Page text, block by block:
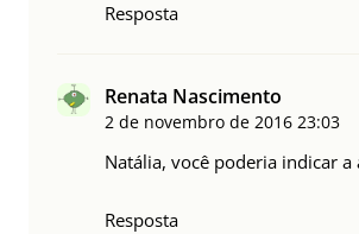
Resposta
Renata Nascimento
2 de novembro de 2016 23:03
Natália, você poderia indicar
Resposta